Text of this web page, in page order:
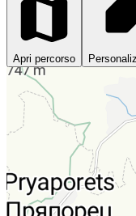
Apri percorso